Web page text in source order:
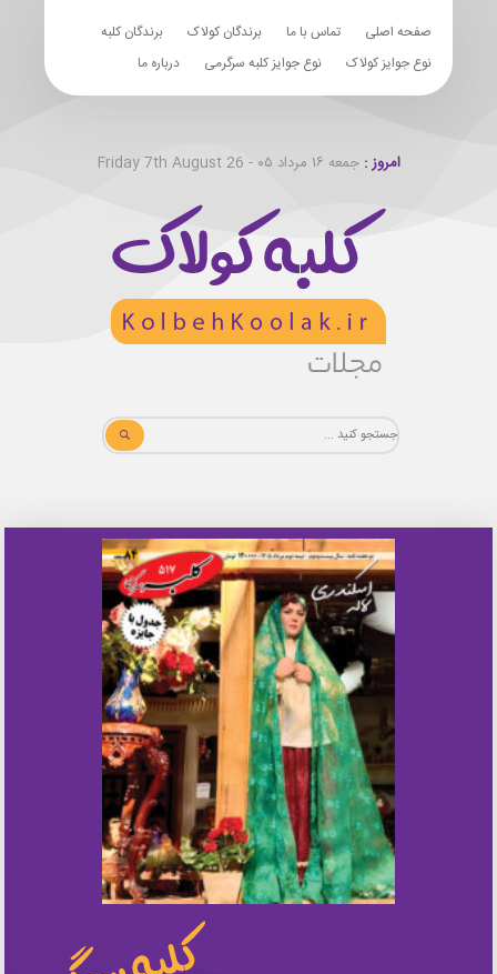
صفحه اصلی تماس با ما برندگان کولاک
برندگان کلبه
نوع جوایز کولاک
نوع جوایز کلبه سرگرمی درباره ما
امروز :جمعه ۱۶ مرداد ۰۵ - Friday 7th August 26